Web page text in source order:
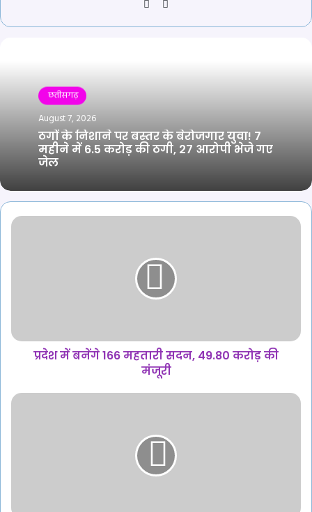
Website
छतीसगढ़
August 7, 2026
ठगों के निशाने पर बस्तर के बेरोजगार युवा! 7
महीने में 6.5 करोड़ की ठगी, 27 आरोपी भेजे गए
जेल
प्रदेश
की
प्रदेश में बनेंगे 166 महतारी सदन, 49.80 करोड़ की
मंजूरी
इंस्टाग्राम